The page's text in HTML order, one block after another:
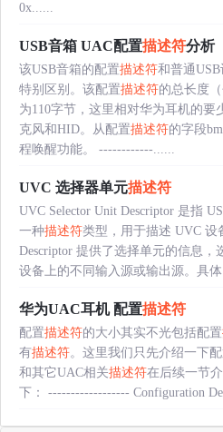
0x......
USB音箱 UAC配置描述符分析
该USB音箱的配置描述符和普通USB
特别区别。该配置描述符的总长度
为110字节，这里相对华为耳机的
克风和HID。从配置描述符的字段
程唤醒功能。 ------------......
UVC 选择器单元描述符
UVC Selector Unit Descriptor 是指
一种描述符类型，用于描述 UVC 设
Descriptor 提供了选择单元的信息
设备上的不同输入源或输出源。具
华为UAC耳机 配置描述符
配置描述符的大小其实不光包括配置
有描述符。这里我们只先介绍一下
和其它UAC相关描述符在后续一节
下： ------------------ Configuration